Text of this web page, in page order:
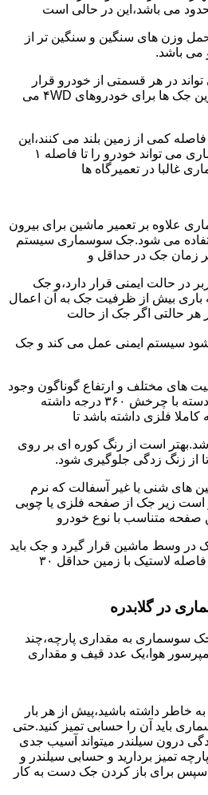
می باشد،این در حالی است
وزن های سنگین و سنگین تر از
باشد.
در هر قسمتی از خودرو قرار
بگیرد.جک سوسماری از بهترین جک ها برای خودروهای ۴WD می
کمی از زمین بلند می کنند،این
درحالی است که جک سوسماری می تواند خودرو را تا فاصله ۱
غالبا در تعمیرگاه ها
علاوه بر تعمیر ماشین برای بیرون
می شود.جک سوسماری سیستم
زمان جک در حداقل و
در حالت ایمنی قرار دارد،و جک
باری بیش از ظرفیت جک به آن اعمال
حالتی اگر جک از حالت
شود سیستم ایمنی عمل می کند و جک
مختلف و ارتفاع گوناگون وجود
دارد.یک جک سوسماری باید دسته با چرخش ۳۶۰ درجه داشته
فلزی داشته باشد تا
است از رنگ کوره ای بر روی
از زنگ زدگی جلوگیری شود.
های شنی یا غیر آسفالت که نرم
است زیر جک از صفحه فلزی یا چوبی
صفحه متناسب با نوع خودرو
در وسط ماشین قرار گیرد و جک باید
خودرو را به نحوی بالا ببرد تا فاصله لاستیک با زمین حداقل ۳۰
در گلابدره
سوسماری به مقداری پارچه،چند
هوا،یک عدد قیف و مقداری
خاطر داشته باشید،پیش از هر بار
باید آن را حسابی تمیز کنید.حتی
درون سیلندر میتواند آسیب جدی
تمیز بردارید و حسابی سیلندر و
برای باز کردن جک دست به کار